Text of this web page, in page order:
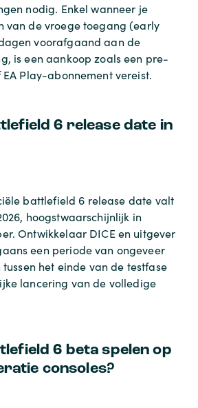
nodig. Enkel wanneer je
van de vroege toegang (early
voorafgaand aan de
is een aankoop zoals een pre-
Play-abonnement vereist.
6 release date in
battlefield 6 release date valt
hoogstwaarschijnlijk in
Ontwikkelaar DICE en uitgever
een periode van ongeveer
het einde van de testfase
lancering van de volledige
6 beta spelen op
consoles?